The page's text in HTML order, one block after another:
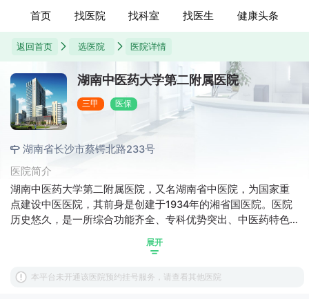
首页 找医院 找科室 找医生 健康头条
返回首页 选医院 医院详情
湖南中医药大学第二附属医院
三甲 医保
湖南省长沙市蔡锷北路233号
医院简介
湖南中医药大学第二附属医院，又名湖南省中医院，为国家重
点建设中医医院，其前身是创建于1934年的湘省国医院。医院
历史悠久，是一所综合功能齐全、专科优势突出、中医药特色
展开
本平台未开通该医院预约挂号服务，请查看其他医院